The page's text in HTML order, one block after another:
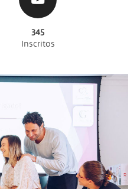
345
Inscritos